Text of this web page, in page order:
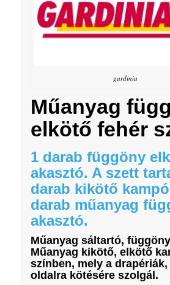
gardinia
Műanyag
elkötő fehér
1 darab függöny
akasztó. A szett
darab kikötő
darab műanyag
akasztó.
Műanyag sáltartó,
Műanyag kikötő, elkötő
színben, mely a
oldalra kötésére szolgál.